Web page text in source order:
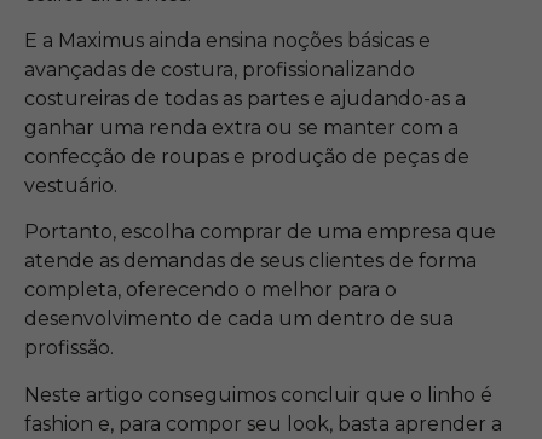
E a Maximus ainda ensina noções básicas e
avançadas de costura, profissionalizando
costureiras de todas as partes e ajudando-as a
ganhar uma renda extra ou se manter com a
confecção de roupas e produção de peças de
vestuário.
Portanto, escolha comprar de uma empresa que
atende as demandas de seus clientes de forma
completa, oferecendo o melhor para o
desenvolvimento de cada um dentro de sua
profissão.
Neste artigo conseguimos concluir que o linho é
fashion e, para compor seu look, basta aprender a